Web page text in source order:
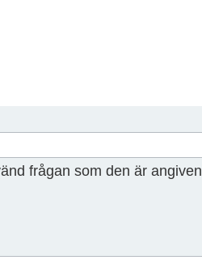
frågan som den är angiven